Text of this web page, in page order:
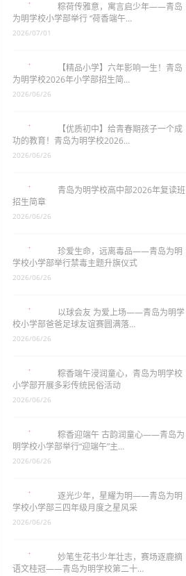
粽荷传雅意，寓言启少年——青岛
为明学校小学部举行 “荷香端午…
【精品小学】六年影响一生！青岛
为明学校2026年小学部招生简…
【优质初中】给青春期孩子一个成
功的教育！青岛为明学校2026…
青岛为明学校高中部2026年复读班
招生简章
2026/06/26
珍爱生命，远离毒品——青岛为明
学校小学部举行禁毒主题升旗仪式
以球会友 为爱上场——青岛为明学
校小学部爸爸足球友谊赛圆满落…
粽香端午浸润童心，青岛为明学校
小学部开展多彩传统民俗活动
粽香迎端午 古韵润童心——青岛为
明学校小学部举行“迎端午”主…
2026/06/26
逐光少年，星耀为明——青岛为明
学校小学部三四年级月度之星风采
2026/06/26
妙笔生花书少年壮志，赛场逐鹿摘
语文桂冠——青岛为明学校第二十…